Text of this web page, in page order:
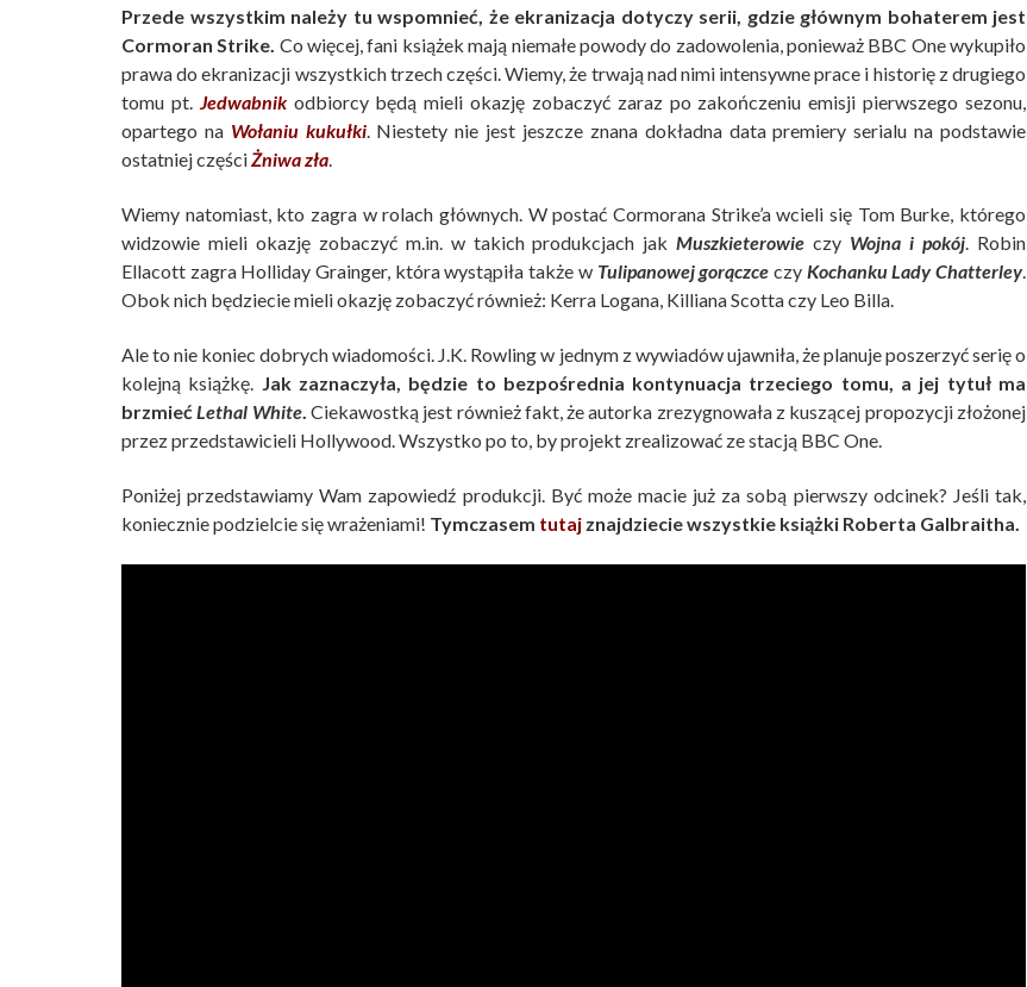
Przede wszystkim należy tu wspomnieć, że ekranizacja dotyczy serii, gdzie głównym bohaterem jest
Cormoran Strike. Co więcej, fani książek mają niemałe powody do zadowolenia, ponieważ BBC One wykupiło
prawa do ekranizacji wszystkich trzech części. Wiemy, że trwają nad nimi intensywne prace i historię z drugiego
tomu pt. Jedwabnikodbiorcy będą mieli okazję zobaczyć zaraz po zakończeniu emisji pierwszego sezonu,
opartego na Wołaniu kukułki. Niestety nie jest jeszcze znana dokładna data premiery serialu na podstawie
ostatniej części Żniwa zła
Wiemy natomiast, kto zagra w rolach głównych. W postać Cormorana Strike’a wcieli się Tom Burke, którego
widzowie mieli okazję zobaczyć m.in. w takich produkcjach jakMuszkieterowieczy Wojna i pokój . Robin
Ellacott zagra Holliday Grainger, która wystąpiła także w Tulipanowej gorączce czy Kochanku Lady Chatterley.
Obok nich będziecie mieli okazję zobaczyć również: Kerra Logana, Killiana Scotta czy Leo Billa.
Ale to nie koniec dobrych wiadomości. J.K. Rowling w jednym z wywiadów ujawniła, że planuje poszerzyć serię o
kolejną książkę.
Jak zaznaczyła, będzie to bezpośrednia kontynuacja trzeciego tomu, a jej tytuł ma
brzmiećLethal White. Ciekawostką jest również fakt, że autorka zrezygnowała z kuszącej propozycji złożonej
przez przedstawicieli Hollywood. Wszystko po to, by projekt zrealizować ze stacją BBC One.
Poniżej przedstawiamy Wam zapowiedź produkcji. Być może macie już za sobą pierwszy odcinek? Jeśli tak,
koniecznie podzielcie się wrażeniami! Tymczasem tutaj znajdziecie wszystkie książki Roberta Galbraitha.